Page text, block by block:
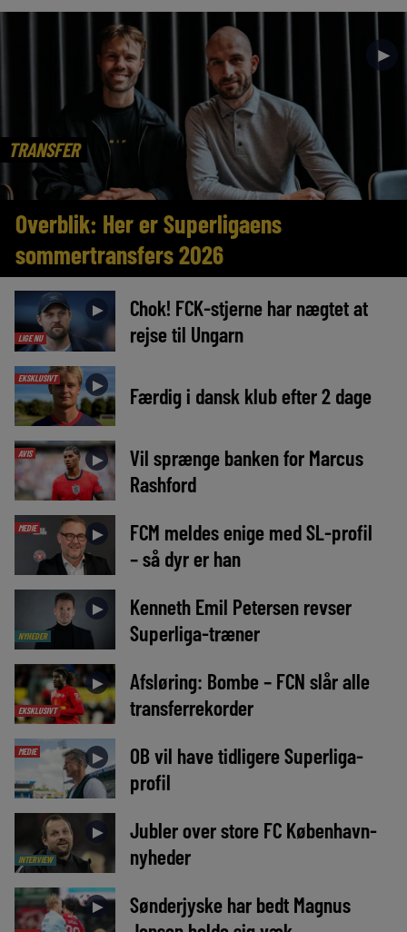
TRANSFER
►
Overblik: Her er Superligaens
sommertransfers 2026
LIGE NU
►
Chok! FCK-stjerne har nægtet at
rejse til Ungarn
EKSKLUSIVT ► Færdig i dansk klub efter 2 dage
AVIS ►
Vil sprænge banken for Marcus
Rashford
MEDIE ►
FCM meldes enige med SL-profil
– så dyr er han
NYHEDER
►
Kenneth Emil Petersen revser
Superliga-træner
EKSKLUSIVT
►
Afsløring: Bombe – FCN slår alle
transferrekorder
MEDIE ►
OB vil have tidligere Superliga-
profil
INTERVIEW
►
Jubler over store FC København-
nyheder
►
Sønderjyske har bedt Magnus